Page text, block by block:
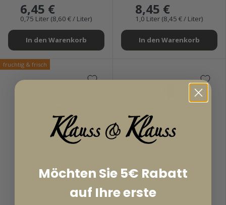
6,45 €
0,75 Liter (8,60 € / Liter)
In den Warenkorb
8,45 €
1,0 Liter (8,45 € / Liter)
In den Warenkorb
fruchtig & frisch
Möchten Sie 5€ Rabatt
auf Ihre erste